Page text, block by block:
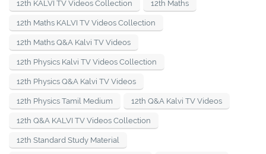
12th KALVI TV Videos Collection 12th Maths
12th Maths KALVI TV Videos Collection
12th Maths Q&A Kalvi TV Videos
12th Physics Kalvi TV Videos Collection
12th Physics Q&A Kalvi TV Videos
12th Physics Tamil Medium 12th Q&A Kalvi TV Videos
12th Q&A KALVI TV Videos Collection
12th Standard Study Material